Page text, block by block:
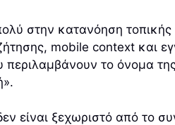
στην κατανόηση
mobile context και
το όνομα
είναι ξεχωριστό από το